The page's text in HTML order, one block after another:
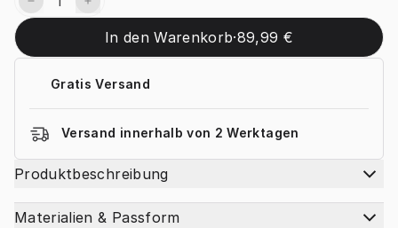
In den Warenkorb·89,99 €
Gratis Versand
Versand innerhalb von 2 Werktagen
Produktbeschreibung
Materialien & Passform